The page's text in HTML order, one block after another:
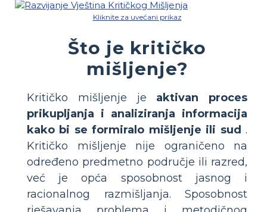
Kliknite za uvećani prikaz
Što je kritičko
mišljenje?
Kritičko mišljenje je aktivan proces
prikupljanja i analiziranja informacija
kako bi se formiralo mišljenje ili sud .
Kritičko mišljenje nije ograničeno na
određeno predmetno područje ili razred,
već je opća sposobnost jasnog i
racionalnog razmišljanja. Sposobnost